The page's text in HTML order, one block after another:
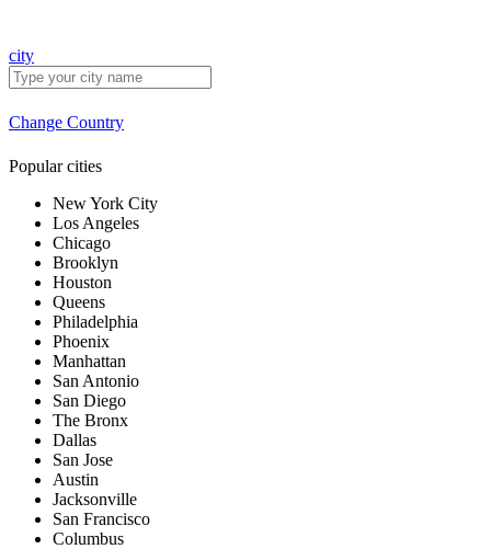
city
Change Country
Popular cities
New York City
Los Angeles
Chicago
Brooklyn
Houston
Queens
Philadelphia
Phoenix
Manhattan
San Antonio
San Diego
The Bronx
Dallas
San Jose
Austin
Jacksonville
San Francisco
Columbus